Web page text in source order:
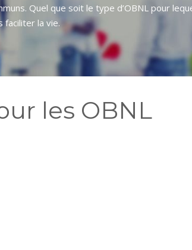
Quel que soit le type d’OBNL pour
faciliter la vie.
les OBNL